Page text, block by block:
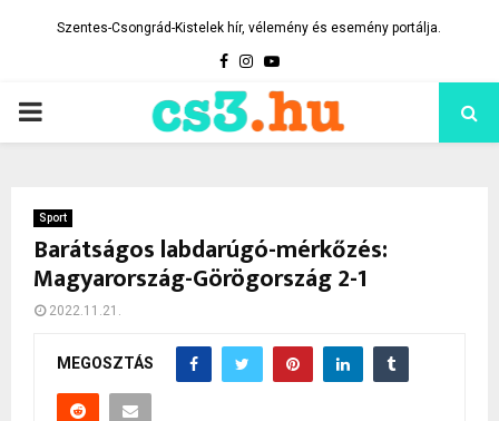
Szentes-Csongrád-Kistelek hír, vélemény és esemény portálja.
Facebook
Instagram
Youtube
PRIMARY
Sport
Barátságos labdarúgó-mérkőzés:
Magyarország-Görögország 2-1
2022.11.21.
MEGOSZTÁS